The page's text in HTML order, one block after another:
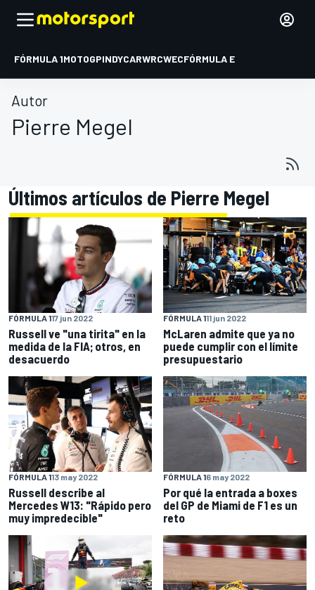
FÓRMULA 1MOTOGPINDYCARWRCWECFÓRMULA E
Autor
Pierre Megel
Últimos artículos de Pierre Megel
FÓRMULA 117 jun 2022
Russell ve "una tirita" en la
medida de la FIA; otros, en
desacuerdo
FÓRMULA 111 jun 2022
McLaren admite que ya no
puede cumplir con el límite
presupuestario
FÓRMULA 113 may 2022
Russell describe al
Mercedes W13: "Rápido pero
muy impredecible"
FÓRMULA 16 may 2022
Por qué la entrada a boxes
del GP de Miami de F1 es un
reto